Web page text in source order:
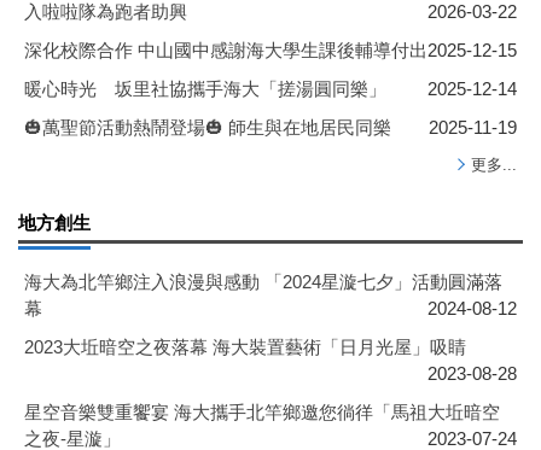
入啦啦隊為跑者助興
2026-03-22
深化校際合作 中山國中感謝海大學生課後輔導付出2025-12-15
暖心時光 坂里社協攜手海大「搓湯圓同樂」
2025-12-14
🎃萬聖節活動熱鬧登場🎃 師生與在地居民同樂
2025-11-19
更多...
地方創生
海大為北竿鄉注入浪漫與感動 「2024星漩七夕」活動圓滿落
幕
2024-08-12
2023大坵暗空之夜落幕 海大裝置藝術「日月光屋」吸睛
2023-08-28
星空音樂雙重饗宴 海大攜手北竿鄉邀您徜徉「馬祖大坵暗空
之夜-星漩」
2023-07-24